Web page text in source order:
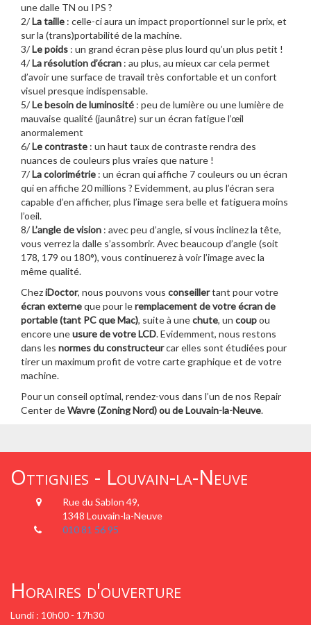
une dalle TN ou IPS ?
2/La taille : celle-ci aura un impact proportionnel sur le prix, et
sur la (trans)portabilité de la machine.
3/Le poids : un grand écran pèse plus lourd qu’un plus petit !
4/La résolution d’écran : au plus, au mieux car cela permet
d’avoir une surface de travail très confortable et un confort
visuel presque indispensable.
5/Le besoin de luminosité : peu de lumière ou une lumière de
mauvaise qualité (jaunâtre) sur un écran fatigue l’œil
anormalement
6/Le contraste : un haut taux de contraste rendra des
nuances de couleurs plus vraies que nature !
7/La colorimétrie : un écran qui affiche 7 couleurs ou un écran
qui en affiche 20 millions ? Evidemment, au plus l’écran sera
capable d’en afficher, plus l’image sera belle et fatiguera moins
l’oeil.
8/L’angle de vision : avec peu d’angle, si vous inclinez la tête,
vous verrez la dalle s’assombrir. Avec beaucoup d’angle (soit
178, 179 ou 180°), vous continuerez à voir l’image avec la
même qualité.
CheziDoctor, nous pouvons vous conseillertant pour votre
écran externeque pour leremplacement de votre écran de
portable (tant PC que Mac), suite à unechute, un coupou
encore uneusure de votre LCD. Evidemment, nous restons
dans les normes du constructeurcar elles sont étudiées pour
tirer un maximum profit de votre carte graphique et de votre
machine.
Pour un conseil optimal, rendez-vous dans l’un de nos Repair
Center deWavre (Zoning Nord) ou de Louvain-la-Neuve.
Ottignies - Louvain-la-Neuve
Rue du Sablon 49,
1348 Louvain-la-Neuve
010 81 56 95
Horaires d'ouverture
Lundi : 10h00 - 17h30